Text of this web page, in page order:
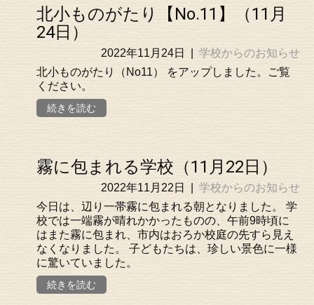
北小ものがたり【No.11】（11月
24日）
2022年11月24日
学校からのお知らせ
北小ものがたり（No11） をアップしました。ご覧
ください。
続きを読む
霧に包まれる学校（11月22日）
2022年11月22日
学校からのお知らせ
今日は、辺り一帯霧に包まれる朝となりました。 学
校では一端霧が晴れかかったものの、午前9時頃に
はまた霧に包まれ、市内はおろか校庭の先すら見え
なくなりました。 子どもたちは、珍しい景色に一様
に驚いていました。
続きを読む